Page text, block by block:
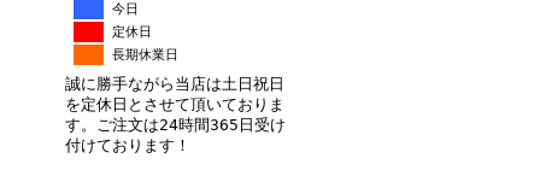
今日
定休日
長期休業日
誠に勝手ながら当店は土日祝日
を定休日とさせて頂いておりま
す。ご注文は24時間365日受け
付けております！